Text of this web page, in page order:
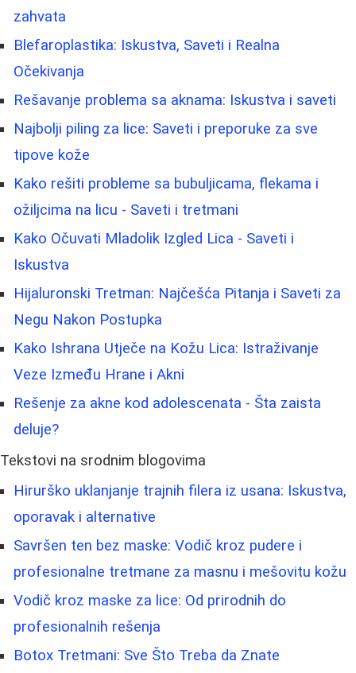
zahvata
Blefaroplastika: Iskustva, Saveti i Realna
Očekivanja
Rešavanje problema sa aknama: Iskustva i saveti
Najbolji piling za lice: Saveti i preporuke za sve
tipove kože
Kako rešiti probleme sa bubuljicama, flekama i
ožiljcima na licu - Saveti i tretmani
Kako Očuvati Mladolik Izgled Lica - Saveti i
Iskustva
Hijaluronski Tretman: Najčešća Pitanja i Saveti za
Negu Nakon Postupka
Kako Ishrana Utječe na Kožu Lica: Istraživanje
Veze Između Hrane i Akni
Rešenje za akne kod adolescenata - Šta zaista
deluje?
Tekstovi na srodnim blogovima
Hirurško uklanjanje trajnih filera iz usana: Iskustva,
oporavak i alternative
Savršen ten bez maske: Vodič kroz pudere i
profesionalne tretmane za masnu i mešovitu kožu
Vodič kroz maske za lice: Od prirodnih do
profesionalnih rešenja
Botox Tretmani: Sve Što Treba da Znate